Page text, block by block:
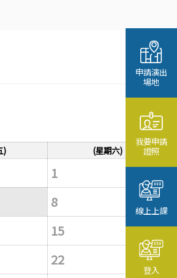
) (星期六)
1
8
15
22
申請演出
場地
我要申請
證照
線上上課
登入